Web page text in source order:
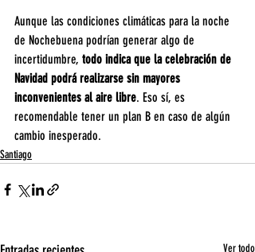
Aunque las condiciones climáticas para la noche
de Nochebuena podrían generar algo de
incertidumbre, todo indica que la celebración de
Navidad podrá realizarse sin mayores
inconvenientes al aire libre. Eso sí, es
recomendable tener un plan B en caso de algún
cambio inesperado.
Santiago
Ver todo